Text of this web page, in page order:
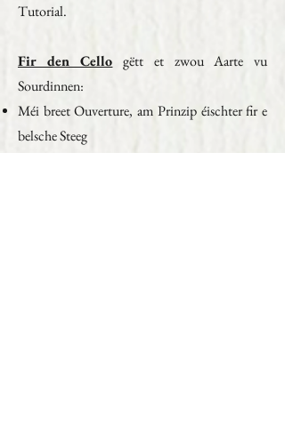
Tutorial.
Fir den Cello gëtt et zwou Aarte vu
Sourdinnen:
Méi breet Ouverture, am Prinzip éischter fir e
belsche Steeg